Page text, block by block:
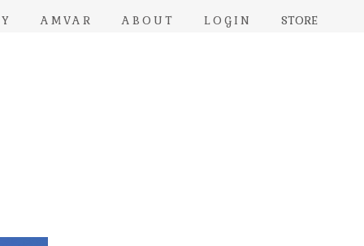
AMVAR ABOUT LOGIN STORE